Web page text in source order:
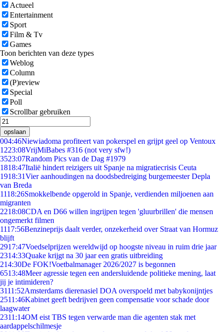
Actueel
Entertainment
Sport
Film & Tv
Games
Toon berichten van deze types
Weblog
Column
(P)review
Special
Poll
Scrollbar gebruiken
opslaan
004:46Niewiadoma profiteert van pokerspel en grijpt geel op Ventoux
1223:08VrijMiBabes #316 (not very sfw!)
3523:07Random Pics van de Dag #1979
1818:47Italië hindert reizigers uit Spanje na migratiecrisis Ceuta
1918:31Vier aanhoudingen na doodsbedreiging burgemeester Depla
van Breda
1118:26Smokkelbende opgerold in Spanje, verdienden miljoenen aan
migranten
2218:08CDA en D66 willen ingrijpen tegen 'gluurbrillen' die mensen
ongemerkt filmen
1117:56Benzineprijs daalt verder, onzekerheid over Straat van Hormuz
blijft
2917:47Voedselprijzen wereldwijd op hoogste niveau in ruim drie jaar
2314:33Quake krijgt na 30 jaar een gratis uitbreiding
214:30De FOK!Voetbalmanager 2026/2027 is begonnen
6513:48Meer agressie tegen een andersluidende politieke mening, laat
jij je intimideren?
3111:52Amsterdams dierenasiel DOA overspoeld met babykonijntjes
2511:46Kabinet geeft bedrijven geen compensatie voor schade door
laagwater
2311:14OM eist TBS tegen verwarde man die agenten stak met
aardappelschilmesje